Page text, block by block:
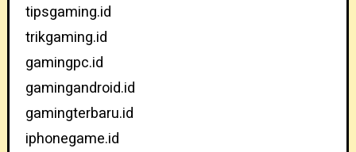
tipsgaming.id
trikgaming.id
gamingpc.id
gamingandroid.id
gamingterbaru.id
iphonegame.id